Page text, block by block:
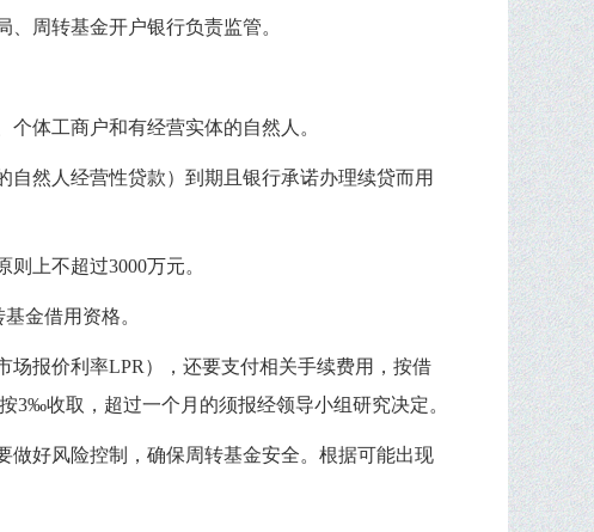
周转基金开户银行负责监管。
个体工商户和有经营实体的自然人。
然人经营性贷款）到期且银行承诺办理续贷而用
则上不超过3000万元。
金借用资格。
场报价利率LPR ），还要支付相关手续费用，按借
3‰收取，超过一个月的须报经领导小组研究决定。
好风险控制，确保周转基金安全。根据可能出现